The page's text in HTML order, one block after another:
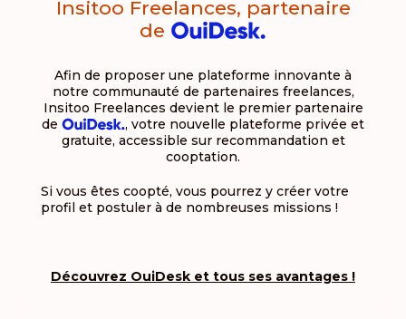
Insitoo Freelances, partenaire
de
Afin de proposer une plateforme innovante à
notre communauté de partenaires freelances,
Insitoo Freelances devient le premier partenaire
de
, votre nouvelle plateforme privée et
gratuite, accessible sur recommandation et
cooptation.
Si vous êtes coopté, vous pourrez y créer votre
profil et postuler à de nombreuses missions !
Découvrez OuiDesk et tous ses avantages !